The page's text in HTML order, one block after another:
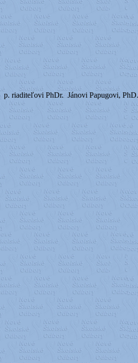
p. riaditeľovi PhDr. Jánovi Papugovi,